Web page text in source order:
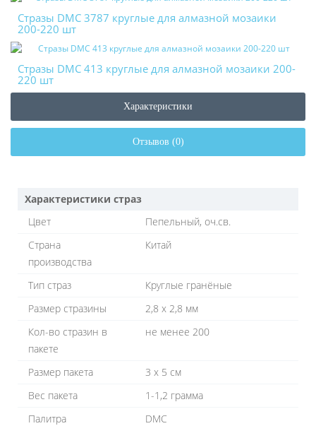
Стразы DMC 3787 круглые для алмазной мозаики
200-220 шт
Стразы DMC 413 круглые для алмазной мозаики 200-
220 шт
Характеристики
Отзывов (0)
Характеристики страз
Цвет
Пепельный, оч.св.
Страна
производства
Китай
Тип страз
Круглые гранёные
Размер стразины
2,8 х 2,8 мм
Кол-во стразин в
пакете
не менее 200
Размер пакета
3 х 5 см
Вес пакета
1-1,2 грамма
Палитра
DMC